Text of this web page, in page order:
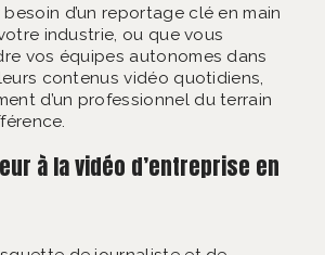
d’un reportage clé en main
industrie, ou que vous
vos équipes autonomes dans
contenus vidéo quotidiens,
d’un professionnel du terrain
à la vidéo d’entreprise en